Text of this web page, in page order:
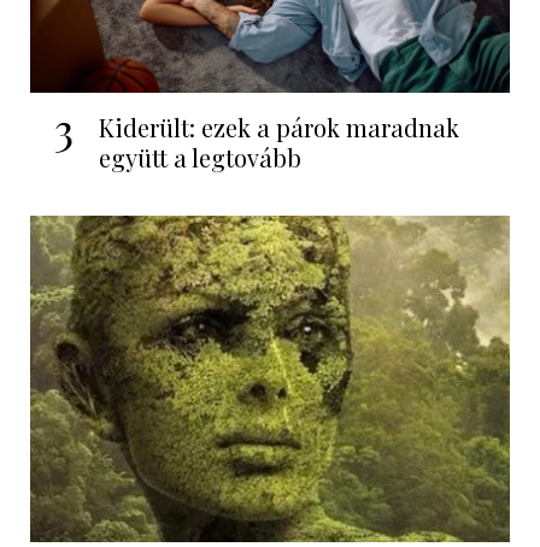
3
Kiderült: ezek a párok maradnak
együtt a legtovább